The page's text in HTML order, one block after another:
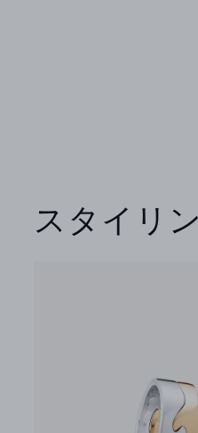
スタイリ